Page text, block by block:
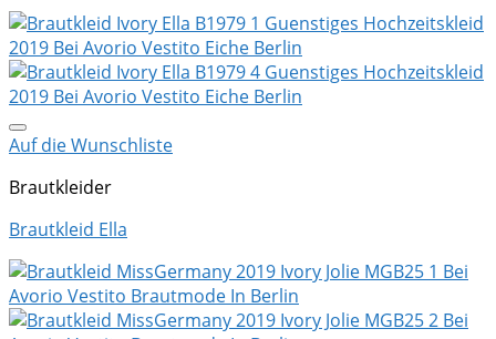
Auf die Wunschliste
Brautkleider
Brautkleid Ella